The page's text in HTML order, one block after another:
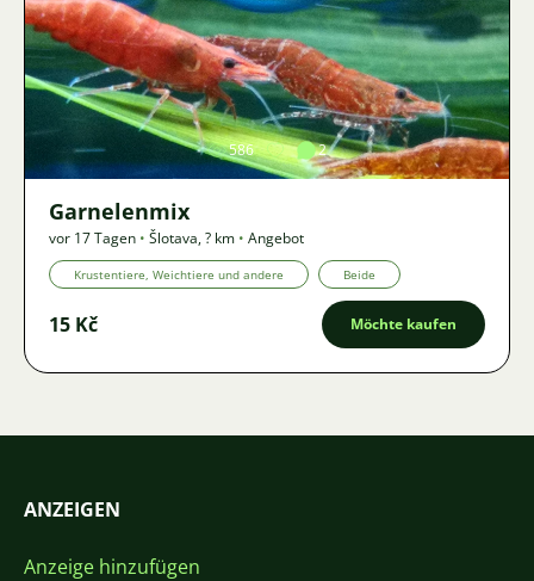
Bild
586 2
Garnelenmix
vor 17 Tagen • Šlotava,? km • Angebot
Krustentiere, Weichtiere und andere Beide
15 Kč Möchte kaufen
ANZEIGEN
Anzeige hinzufügen